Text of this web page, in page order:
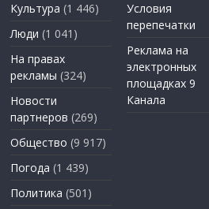
Культура (1 446)
Люди (1 041)
На правах
рекламы (324)
Новости
партнеров (269)
Общество (9 917)
Погода (1 439)
Политика (501)
Условия
перепечатки
Реклама на
электронных
площадках 9
Канала